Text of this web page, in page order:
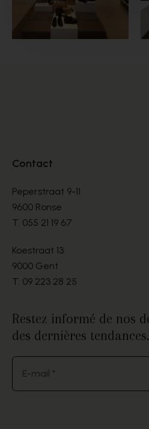
Contact
Peperstraat 9-11
9600 Ronse
T. 055 21 19 67
Koestraat 13
9000 Gent
T. 09 223 28 25
Restez informé de nos
des dernières tendances.
E-mail *